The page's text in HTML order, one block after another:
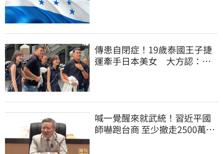
傳患自閉症！19歲泰國王子捷
運牽手日本美女 大方認：
喊一覺醒來就武統！習近平國
師嚇跑台商 至少撤走2500萬份